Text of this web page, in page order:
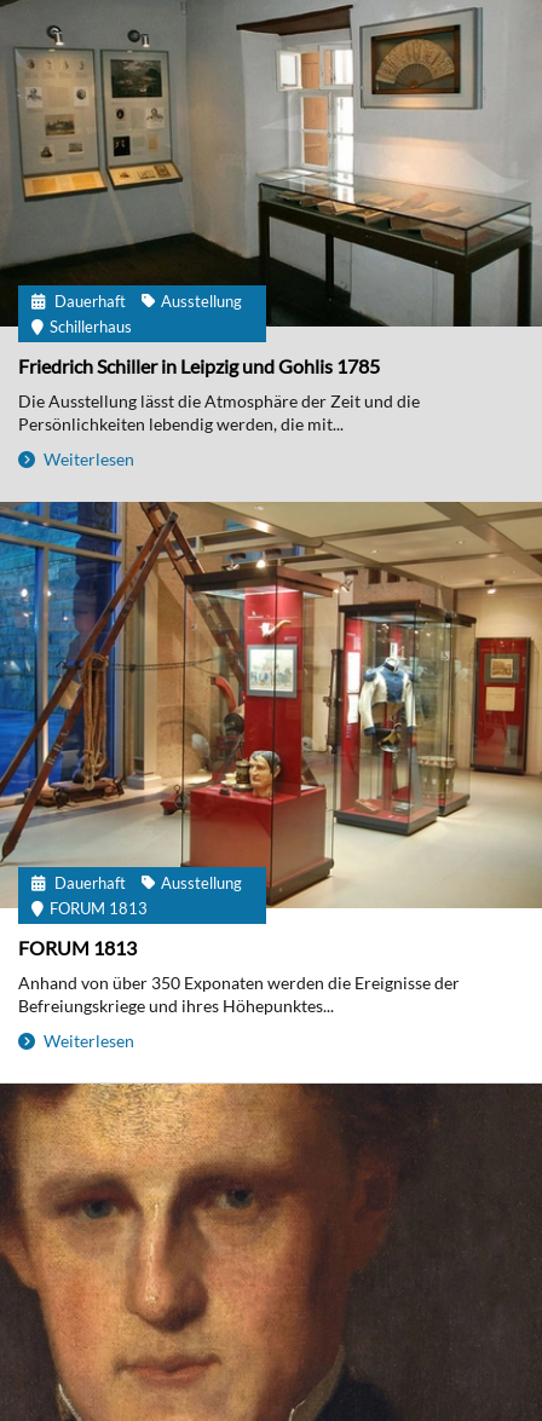
Dauerhaft
Ausstellung
Schillerhaus
Friedrich Schiller in Leipzig und Gohlis 1785
Die Ausstellung lässt die Atmosphäre der Zeit und die
Persönlichkeiten lebendig werden, die mit...
Weiterlesen
Dauerhaft
Ausstellung
FORUM 1813
FORUM 1813
Anhand von über 350 Exponaten werden die Ereignisse der
Befreiungskriege und ihres Höhepunktes...
Weiterlesen